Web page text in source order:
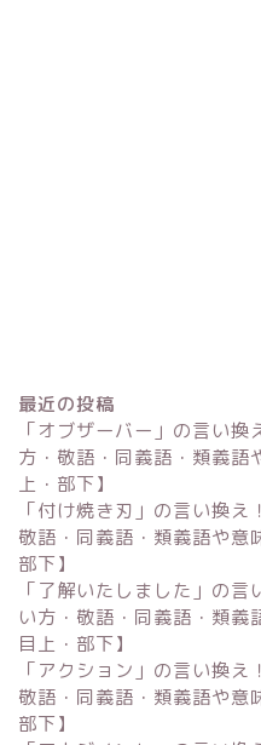
最近の投稿
「オブザーバー」の言い
方・敬語・同義語・類義語
上・部下】
「付け焼き刃」の言い換え
敬語・同義語・類義語や意
部下】
「了解いたしました」の
い方・敬語・同義語・類義
目上・部下】
「アクション」の言い換え
敬語・同義語・類義語や意
部下】